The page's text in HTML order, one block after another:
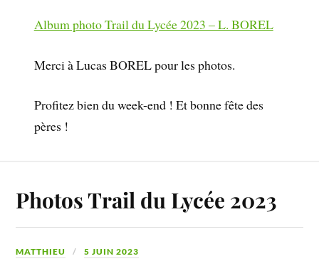
Album photo Trail du Lycée 2023 – L. BOREL
Merci à Lucas BOREL pour les photos.
Profitez bien du week-end ! Et bonne fête des
pères !
Photos Trail du Lycée 2023
MATTHIEU 5 JUIN 2023